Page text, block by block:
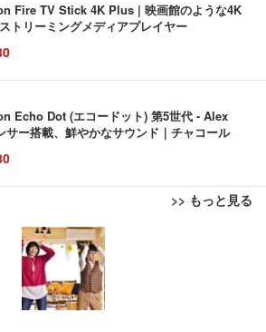
Fire TV Stick 4K Plus | 映画館のような4K
トリーミングメディアプレイヤー
Echo Dot (エコードット) 第5世代 - Alex
サー搭載、鮮やかなサウンド｜チャコール
>> もっと見る
オフィスチェア 椅子 テレワーク 疲れな
上げ式アームレスト コンパクト 約105度ロッ
pc 事務椅子 360度回転 座面昇降 強化ナイロ
ベース 通気性メッシュ 在宅ワーク H-WY01
黒枠+黒足)
ジネス向けプレミアムモニター | FlexScan
WT | 31.5型4K UHD・USB Type-C・ホワ
ベーシック ペットシーツ 薄型 レギュラー 1
捨て 無香料 ホワイト 300枚